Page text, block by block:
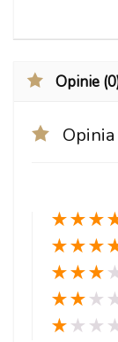
Opinie
★★★
★★★
★★★
★★ ★
★ ★ ★